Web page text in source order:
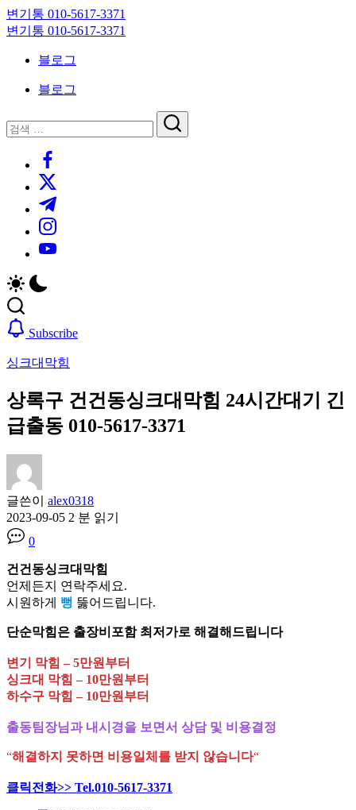
Skip
to
content
변기통 010-5617-3371
변
대
기
변기통 010-5617-3371
크
대
기
블로그
블로그
닫
기
검
검
https://www.facebook.com/
https://twitter.com/
https://t.me/
https://www.instagram.com/
https://youtube.com/
Subscribe
싱크대막힘
상록구 건건동싱크대막힘 24시간대기 긴
급출동 010-5617-3371
글쓴이 alex0318
2023-09-05 2 분 읽기
0
건건동싱크대막힘
언제든지 연락주세요.
시원하게 뻥 뚫어드립니다.
단순막힘은 출장비포함 최저가로 해결해드립니다
변기 막힘 – 5만원부터
싱크대 막힘 – 10만원부터
하수구 막힘 – 10만원부터
출동팀장님과 내시경을 보면서 상담 및 비용결정
“해결하지 못하면 비용일체를 받지 않습니다“
클릭전화>> Tel.010-5617-3371